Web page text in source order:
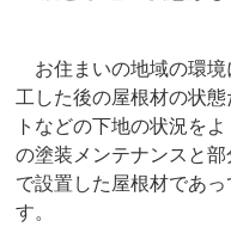
お住まいの地域の環
工した後の屋根材の状
トなどの下地の状況を
の塗装メンテナンスと
で設置した屋根材であ
す。